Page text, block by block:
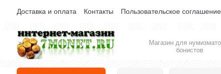
Доставка и оплата Контакты Пользовательское соглашение
Магазин для
бонистов